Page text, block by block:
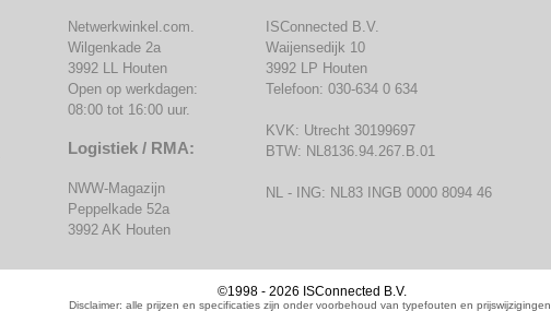
Netwerkwinkel.com.
Wilgenkade 2a
3992 LL Houten
Open op werkdagen:
08:00 tot 16:00 uur.
Logistiek / RMA:
NWW-Magazijn
Peppelkade 52a
3992 AK Houten
ISConnected B.V.
Waijensedijk 10
3992 LP Houten
Telefoon: 030-634 0 634
KVK: Utrecht 30199697
BTW: NL8136.94.267.B.01
NL - ING: NL83 INGB 0000 8094 46
©1998 - 2026 ISConnected B.V.
Disclaimer: alle prijzen en specificaties zijn onder voorbehoud van typefouten en prijswijzigingen.